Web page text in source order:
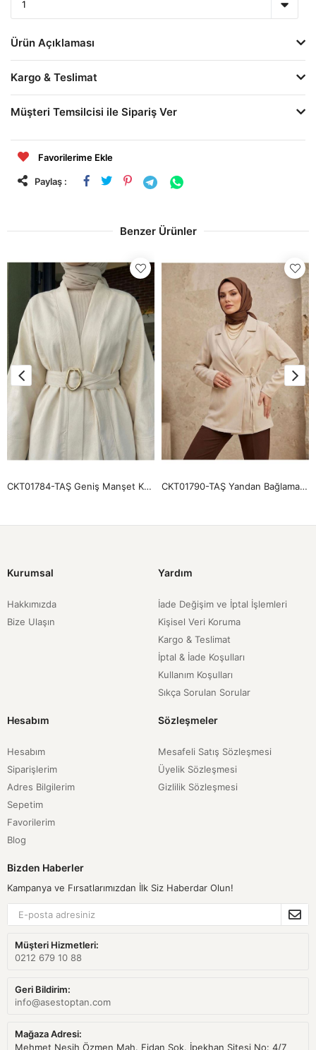
Ürün Açıklaması
Kargo & Teslimat
Müşteri Temsilcisi ile Sipariş Ver
Favorilerime Ekle
Paylaş :
Benzer Ürünler
CKT01784-TAŞ Geniş Manşet Kuşak Detay Ceket-Taş CKT01790-TAŞ Yandan Bağlamalı Ceket-Taş
Kurumsal
Hakkımızda
Bize Ulaşın
Yardım
İade Değişim ve İptal İşlemleri
Kişisel Veri Koruma
Kargo & Teslimat
İptal & İade Koşulları
Kullanım Koşulları
Sıkça Sorulan Sorular
Hesabım
Hesabım
Siparişlerim
Adres Bilgilerim
Sepetim
Favorilerim
Blog
Sözleşmeler
Mesafeli Satış Sözleşmesi
Üyelik Sözleşmesi
Gizlilik Sözleşmesi
Bizden Haberler
Kampanya ve Fırsatlarımızdan İlk Siz Haberdar Olun!
Müşteri Hizmetleri:
0212 679 10 88
Geri Bildirim:
info@asestoptan.com
Mağaza Adresi:
Mehmet Nesih Özmen Mah. Fidan Sok. İpekhan Sitesi No: 4/7